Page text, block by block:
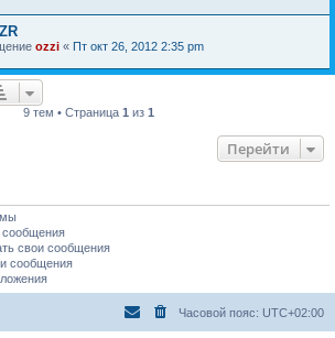
ozzi « Пт окт 26, 2012 2:35 pm
9 тем • Страница 1 из 1
Перейти
сообщения
свои сообщения
сообщения
Часовой пояс: UTC+02:00